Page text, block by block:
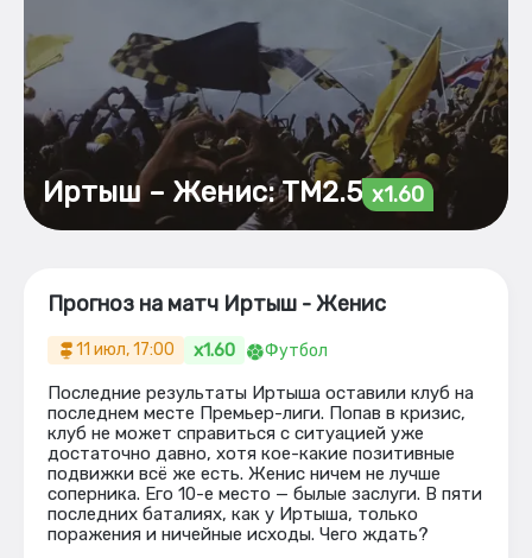
Иртыш – Женис: ТМ2.5 x1.60
Прогноз на матч Иртыш - Женис
11 июл, 17:00 x1.60 Футбол
Последние результаты Иртыша оставили клуб на
последнем месте Премьер-лиги. Попав в кризис,
клуб не может справиться с ситуацией уже
достаточно давно, хотя кое-какие позитивные
подвижки всё же есть. Женис ничем не лучше
соперника. Его 10-е место — былые заслуги. В пяти
последних баталиях, как у Иртыша, только
поражения и ничейные исходы. Чего ждать?